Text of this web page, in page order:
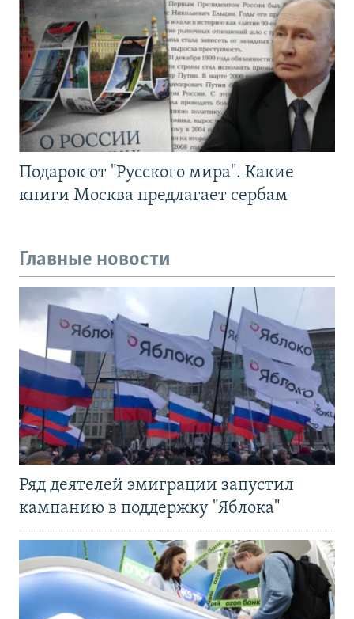
Подарок от "Русского мира". Какие
книги Москва предлагает сербам
Главные новости
Ряд деятелей эмиграции запустил
кампанию в поддержку "Яблока"